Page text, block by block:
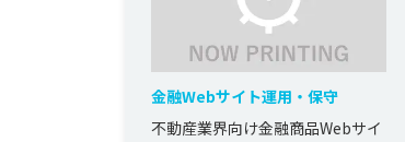
金融Webサイト運用・保守
不動産業界向け金融商品Webサイ